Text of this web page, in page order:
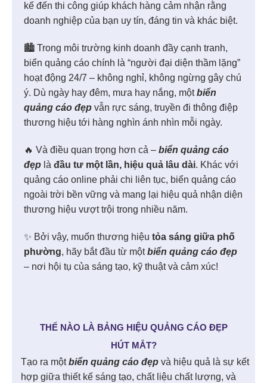
kế đến thi công giúp khách hàng cảm nhận rằng
doanh nghiệp của bạn uy tín, đáng tin và khác biệt.
🏙️ Trong môi trường kinh doanh đầy cạnh tranh,
biển quảng cáo chính là “người đại diện thầm lặng”
hoạt động 24/7 – không nghỉ, không ngừng gây chú
ý. Dù ngày hay đêm, mưa hay nắng, mộtbiển
quảng cáo đẹp vẫn rực sáng, truyền đi thông điệp
thương hiệu tới hàng nghìn ánh nhìn mỗi ngày.
🔥 Và điều quan trọng hơn cả –biển quảng cáo
đẹp làđầu tư một lần, hiệu quả lâu dài. Khác với
quảng cáo online phải chi liên tục, biển quảng cáo
ngoài trời bền vững và mang lại hiệu quả nhận diện
thương hiệu vượt trội trong nhiều năm.
✨ Bởi vậy, muốn thương hiệutỏa sáng giữa phố
phường, hãy bắt đầu từ mộtbiển quảng cáo đẹp
– nơi hội tụ của sáng tạo, kỹ thuật và cảm xúc!
THẾ NÀO LÀ BẢNG HIỆU QUẢNG CÁO ĐẸP
HÚT MẮT?
Tạo ra mộtbiển quảng cáo đẹp và hiệu quả là sự kết
hợp giữa thiết kế sáng tạo, chất liệu chất lượng, và